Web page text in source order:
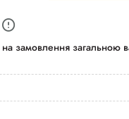
на замовлення загальною